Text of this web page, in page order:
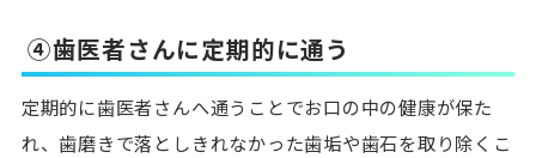
④歯医者さんに定期的に通う
定期的に歯医者さんへ通うことでお口の中の健康が保た
れ、歯磨きで落としきれなかった歯垢や歯石を取り除くこ